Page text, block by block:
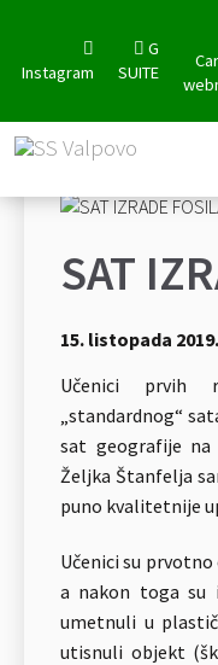
Instagram
G
SUITE
SAT
15. listopada 2019.
Učenici prvih
„standardnog“
sat geografije
Željka Štanfelja
puno kvalitetnije
Učenici su
a nakon toga su
umetnuli u
utisnuli objekt